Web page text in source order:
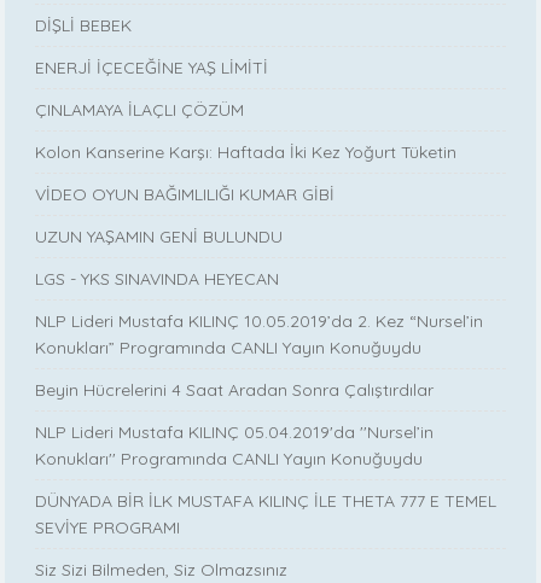
DİŞLİ BEBEK
ENERJİ İÇECEĞİNE YAŞ LİMİTİ
ÇINLAMAYA İLAÇLI ÇÖZÜM
Kolon Kanserine Karşı: Haftada İki Kez Yoğurt Tüketin
VİDEO OYUN BAĞIMLILIĞI KUMAR GİBİ
UZUN YAŞAMIN GENİ BULUNDU
LGS - YKS SINAVINDA HEYECAN
NLP Lideri Mustafa KILINÇ 10.05.2019’da 2. Kez “Nursel’in
Konukları” Programında CANLI Yayın Konuğuydu
Beyin Hücrelerini 4 Saat Aradan Sonra Çalıştırdılar
NLP Lideri Mustafa KILINÇ 05.04.2019'da ''Nursel’in
Konukları'' Programında CANLI Yayın Konuğuydu
DÜNYADA BİR İLK MUSTAFA KILINÇ İLE THETA 777 E TEMEL
SEVİYE PROGRAMI
Siz Sizi Bilmeden, Siz Olmazsınız